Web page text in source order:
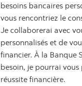
besoins bancaires
vous rencontriez le
Je collaborerai avec
personnalisés et de
financier. À la Banque
besoin, je pourrai
réussite financière.